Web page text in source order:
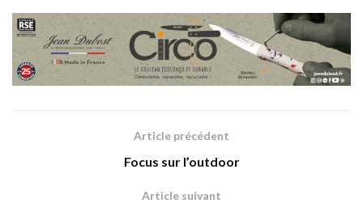
Article précédent
Focus sur l’outdoor
Article suivant